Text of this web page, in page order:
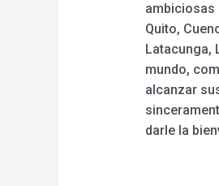
ambiciosas
Quito,
Latacunga,
mundo,
alcanzar
darle la